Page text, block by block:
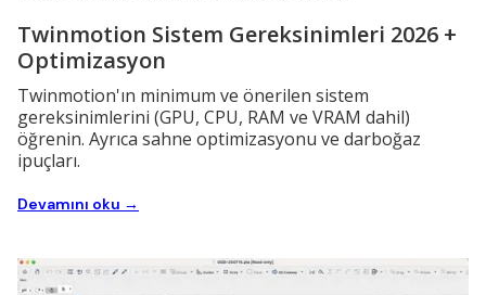
Twinmotion Sistem Gereksinimleri 2026 +
Optimizasyon
Twinmotion'ın minimum ve önerilen sistem
gereksinimlerini (GPU, CPU, RAM ve VRAM dahil)
öğrenin. Ayrıca sahne optimizasyonu ve darboğaz
ipuçları.
Devamını oku →